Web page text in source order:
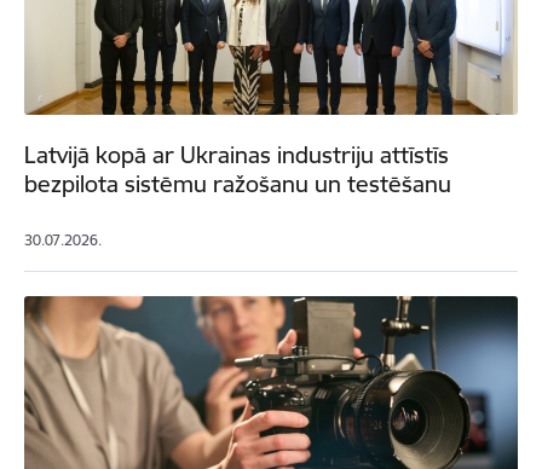
Latvijā kopā ar Ukrainas industriju attīstīs
bezpilota sistēmu ražošanu un testēšanu
30.07.2026.